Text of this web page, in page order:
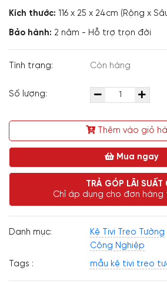
Kích thước: 116 x 25 x 24cm (Rộng x
Bảo hành: 2 năm - Hỗ trợ trọn đời
Tình trạng: Còn hàng
Số lượng:
Thêm vào giỏ
Mua ngay
TRẢ GÓP LÃI SUẤT
Chỉ áp dụng cho đơn hàng
Danh mục: Kệ Tivi Treo Tường
Công Nghiệp
Tags :
mẫu kệ tivi treo